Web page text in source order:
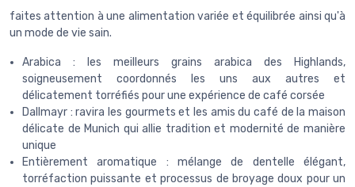
faites attention à une alimentation variée et équilibrée ainsi qu'à
un mode de vie sain.
Arabica : les meilleurs grains arabica des Highlands,
soigneusement coordonnés les uns aux autres et
délicatement torréfiés pour une expérience de café corsée
Dallmayr : ravira les gourmets et les amis du café de la maison
délicate de Munich qui allie tradition et modernité de manière
unique
Entièrement aromatique : mélange de dentelle élégant,
torréfaction puissante et processus de broyage doux pour un